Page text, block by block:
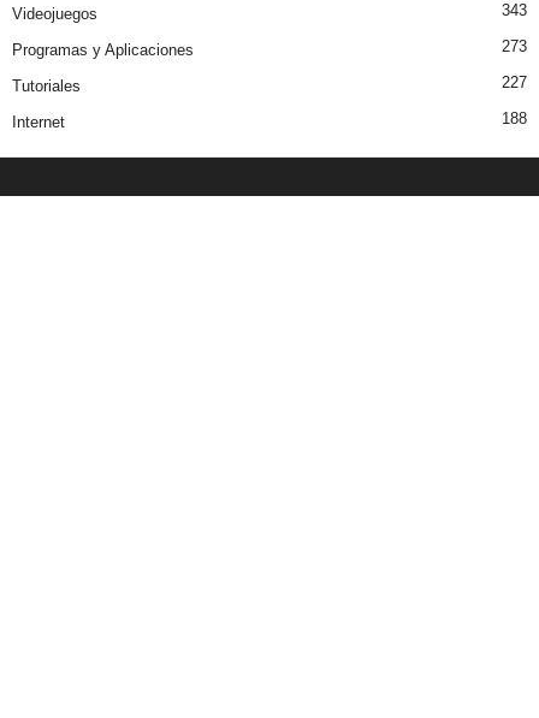
Videojuegos 343
Programas y Aplicaciones 273
Tutoriales 227
Internet 188